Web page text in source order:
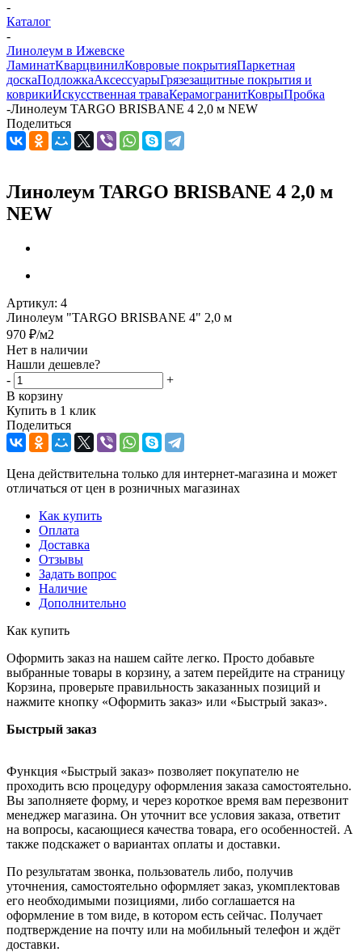
-
Каталог
-
Линолеум в Ижевске
ЛаминатКварцвинилКовровые покрытияПаркетная
доскаПодложкаАксессуарыГрязезащитные покрытия и
коврикиИскусственная траваКерамогранитКоврыПробка
-Линолеум TARGO BRISBANE 4 2,0 м NEW
Поделиться
Линолеум TARGO BRISBANE 4 2,0 м
NEW
Артикул: 4
Линолеум "TARGO BRISBANE 4" 2,0 м
970 ₽/м2
Нет в наличии
Нашли дешевле?
-
+
В корзину
Купить в 1 клик
Поделиться
Цена действительна только для интернет-магазина и может
отличаться от цен в розничных магазинах
Как купить
Оплата
Доставка
Отзывы
Задать вопрос
Наличие
Дополнительно
Как купить
Оформить заказ на нашем сайте легко. Просто добавьте
выбранные товары в корзину, а затем перейдите на страницу
Корзина, проверьте правильность заказанных позиций и
нажмите кнопку «Оформить заказ» или «Быстрый заказ».
Быстрый заказ
Функция «Быстрый заказ» позволяет покупателю не
проходить всю процедуру оформления заказа самостоятельно.
Вы заполняете форму, и через короткое время вам перезвонит
менеджер магазина. Он уточнит все условия заказа, ответит
на вопросы, касающиеся качества товара, его особенностей. А
также подскажет о вариантах оплаты и доставки.
По результатам звонка, пользователь либо, получив
уточнения, самостоятельно оформляет заказ, укомплектовав
его необходимыми позициями, либо соглашается на
оформление в том виде, в котором есть сейчас. Получает
подтверждение на почту или на мобильный телефон и ждёт
доставки.